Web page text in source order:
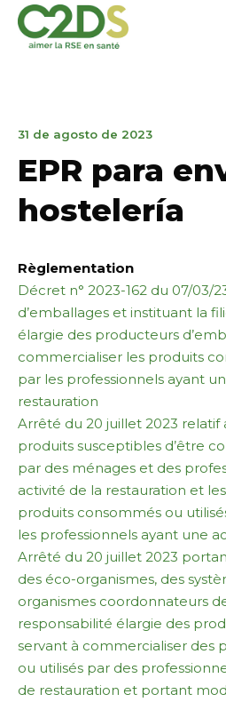
contenido
31 de agosto de 202331
agosto
2023
EPR para
hostelería
Règlementation
Décret n° 2023-162 du 07/03/
d’emballages et instituant la
élargie des producteurs
commercialiser les produits
par les professionnels ayant
restauration
Arrêté du 20 juillet 2023 relatif
produits susceptibles d’être
par des ménages et des
activité de la restauration et
produits consommés ou
les professionnels ayant une
Arrêté du 20 juillet 2023
des éco-organismes, des
organismes coordonnateurs
responsabilité élargie des
servant à commercialiser des
ou utilisés par des
de restauration et portant